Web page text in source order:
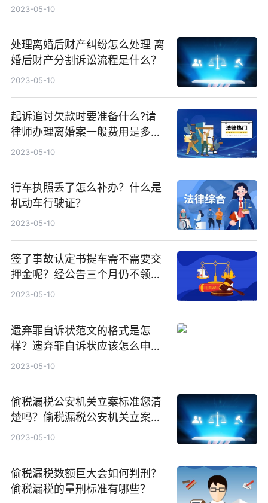
2023-05-10
处理离婚后财产纠纷怎么处理 离
婚后财产分割诉讼流程是什么？
2023-05-10
起诉追讨欠款时要准备什么?请
律师办理离婚案一般费用是多
少？
2023-05-10
行车执照丢了怎么补办？什么是
机动车行驶证？
2023-05-10
签了事故认定书提车需不需要交
押金呢？经公告三个月仍不领取
的会如何处理扣留的车辆？
2023-05-10
遗弃罪自诉状范文的格式是怎
样？遗弃罪自诉状应该怎么申请
吗？
2023-05-10
偷税漏税公安机关立案标准您清
楚吗？偷税漏税公安机关立案情
形有哪些？
2023-05-10
偷税漏税数额巨大会如何判刑？
偷税漏税的量刑标准有哪些？